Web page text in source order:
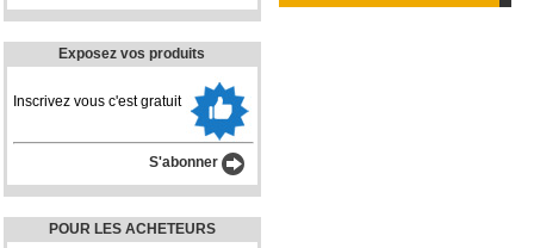
Exposez vos produits
Inscrivez vous c'est gratuit
S'abonner
POUR LES ACHETEURS